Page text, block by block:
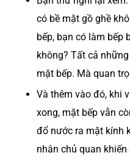
có bề mặt gồ ghề
bếp, bạn có làm bếp
không? Tất cả
mặt bếp. Mà quan
Và thêm vào đó, khi
xong, mặt bếp vẫn
đổ nước ra mặt kính
nhân chủ quan